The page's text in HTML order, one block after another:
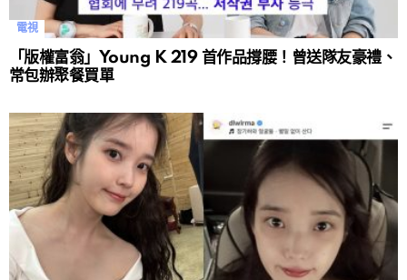
電視
「版權富翁」Young K 219 首作品撐腰！曾送隊友豪禮、
常包辦聚餐買單